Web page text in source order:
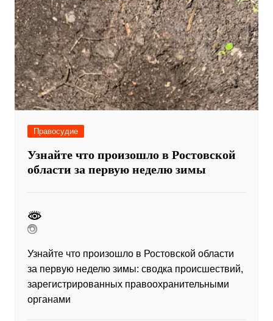
Правосудие
Узнайте что произошло в Ростовской
области за первую неделю зимы
Узнайте что произошло в Ростовской области
за первую неделю зимы: сводка происшествий,
зарегистрированных правоохранительными
органами